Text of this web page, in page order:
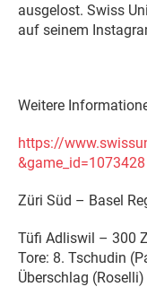
ausgelost. Swiss
auf seinem
Weitere
https://
&game_id=1073428
Züri Süd – Basel
Tüfi Adliswil – 300
Tore: 8. Tschudin
Überschlag